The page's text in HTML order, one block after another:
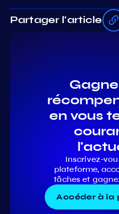
Partager l'article
en vous
Inscrivez-
plateforme,
tâches et
Accéder à la